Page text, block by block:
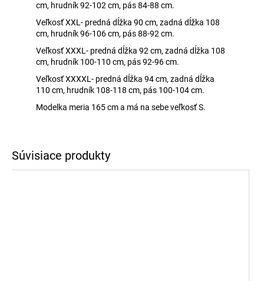
cm, hrudník 92-102 cm, pás 84-88 cm.
Veľkosť XXL- predná dĺžka 90 cm, zadná dĺžka 108
cm, hrudník 96-106 cm, pás 88-92 cm.
Veľkosť XXXL- predná dĺžka 92 cm, zadná dĺžka 108
cm, hrudník 100-110 cm, pás 92-96 cm.
Veľkosť XXXXL- predná dĺžka 94 cm, zadná dĺžka
110 cm, hrudník 108-118 cm, pás 100-104 cm.
Modelka meria 165 cm a má na sebe veľkosť S.